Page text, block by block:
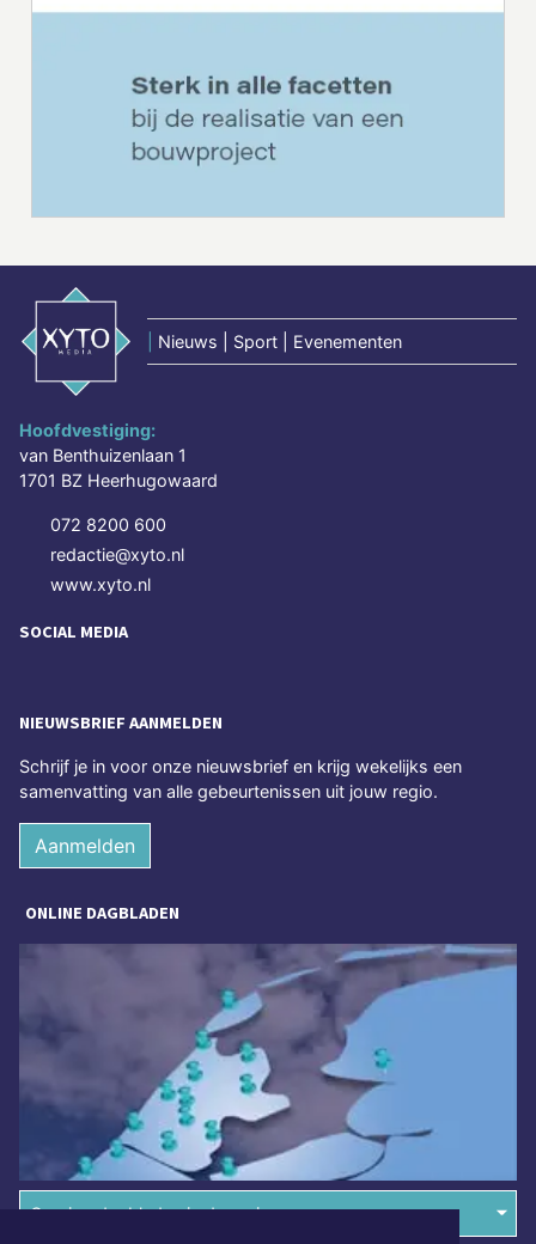
Nieuws | Sport | Evenementen
Hoofdvestiging:
van Benthuizenlaan 1
1701 BZ Heerhugowaard
072 8200 600
redactie@xyto.nl
www.xyto.nl
SOCIAL MEDIA
NIEUWSBRIEF AANMELDEN
Schrijf je in voor onze nieuwsbrief en krijg wekelijks een
samenvatting van alle gebeurtenissen uit jouw regio.
Aanmelden
ONLINE DAGBLADEN
Overige dagbladen in de regio